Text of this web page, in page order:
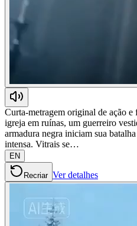
Curta-metragem original de ação
igreja em ruínas, um guerreiro
armadura negra iniciam sua
intensa. Vitrais se…
EN
Recriar Ver detalhes